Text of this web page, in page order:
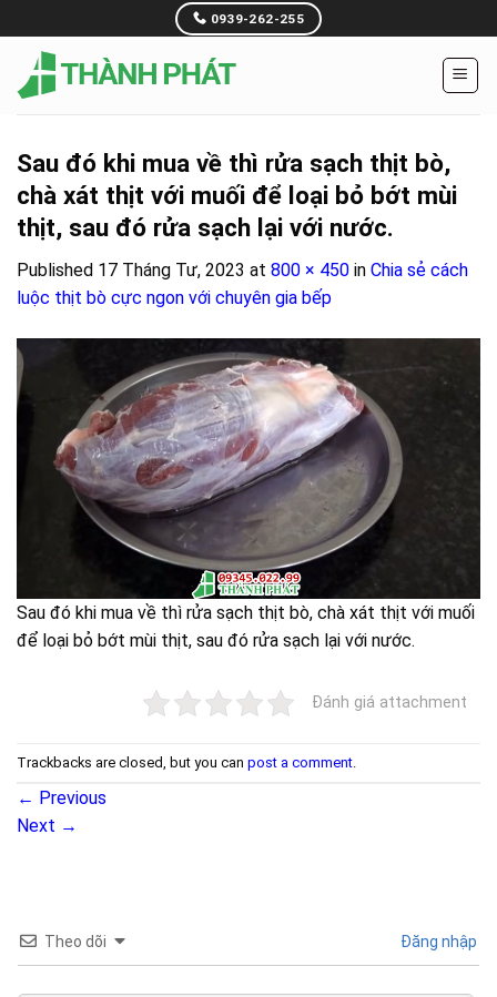
to
content
0939-262-255
Sau đó khi mua về thì rửa sạch thịt bò,
chà xát thịt với muối để loại bỏ bớt mùi
thịt, sau đó rửa sạch lại với nước.
Published 17 Tháng Tư, 2023 at 800 × 450 in Chia sẻ cách
luộc thịt bò cực ngon với chuyên gia bếp
Sau đó khi mua về thì rửa sạch thịt bò, chà xát thịt với muối
để loại bỏ bớt mùi thịt, sau đó rửa sạch lại với nước.
Đánh giá attachment
Trackbacks are closed, but you can post a comment
← Previous
Next →
Theo dõi Đăng nhập